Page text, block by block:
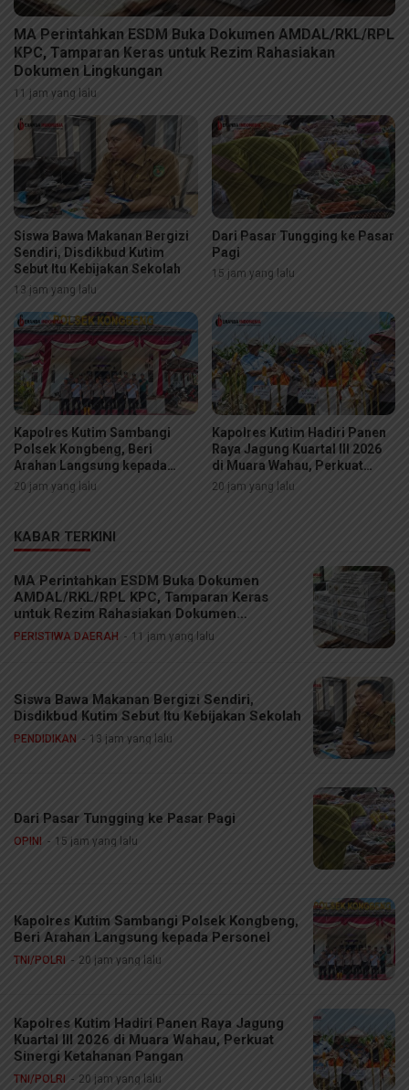
MA Perintahkan ESDM Buka Dokumen AMDAL/RKL/RPL
KPC, Tamparan Keras untuk Rezim Rahasiakan
Dokumen Lingkungan
11 jam yang lalu
Siswa Bawa Makanan Bergizi
Sendiri, Disdikbud Kutim
Sebut Itu Kebijakan Sekolah
13 jam yang lalu
Dari Pasar Tungging ke Pasar
Pagi
15 jam yang lalu
Kapolres Kutim Sambangi
Polsek Kongbeng, Beri
Arahan Langsung kepada
Personel
20 jam yang lalu
Kapolres Kutim Hadiri Panen
Raya Jagung Kuartal III 2026
di Muara Wahau, Perkuat
Sinergi Ketahanan Pangan
20 jam yang lalu
KABAR TERKINI
MA Perintahkan ESDM Buka Dokumen
AMDAL/RKL/RPL KPC, Tamparan Keras
untuk Rezim Rahasiakan Dokumen
Lingkungan
PERISTIWA DAERAH 11 jam yang lalu
Siswa Bawa Makanan Bergizi Sendiri,
Disdikbud Kutim Sebut Itu Kebijakan Sekolah
PENDIDIKAN 13 jam yang lalu
Dari Pasar Tungging ke Pasar Pagi
OPINI 15 jam yang lalu
Kapolres Kutim Sambangi Polsek Kongbeng,
Beri Arahan Langsung kepada Personel
TNI/POLRI 20 jam yang lalu
Kapolres Kutim Hadiri Panen Raya Jagung
Kuartal III 2026 di Muara Wahau, Perkuat
Sinergi Ketahanan Pangan
TNI/POLRI 20 jam yang lalu